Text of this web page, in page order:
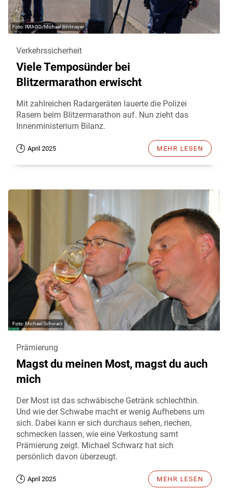
IMAGO/Michael Bihlmayer
Verkehrssicherheit
Viele Temposünder bei
Blitzermarathon erwischt
Mit zahlreichen Radargeräten lauerte die Polizei
Rasern beim Blitzermarathon auf. Nun zieht das
Innenministerium Bilanz.
April 2025 MEHR LESEN
Michael Schwarz
Prämierung
Magst du meinen Most, magst du auch
mich
Der Most ist das schwäbische Getränk schlechthin.
Und wie der Schwabe macht er wenig Aufhebens um
sich. Dabei kann er sich durchaus sehen, riechen,
schmecken lassen, wie eine Verkostung samt
Prämierung zeigt. Michael Schwarz hat sich
persönlich davon überzeugt.
April 2025 MEHR LESEN